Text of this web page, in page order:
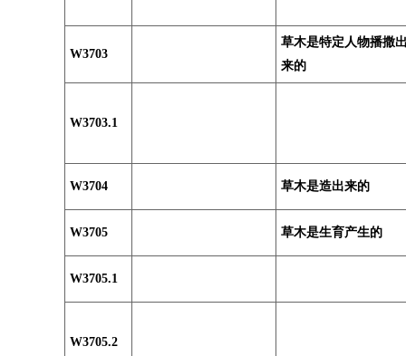
W3703
草木是特定人物播撒
来的
W3703.1
W3704 草木是造出来的
W3705 草木是生育产生的
W3705.1
W3705.2